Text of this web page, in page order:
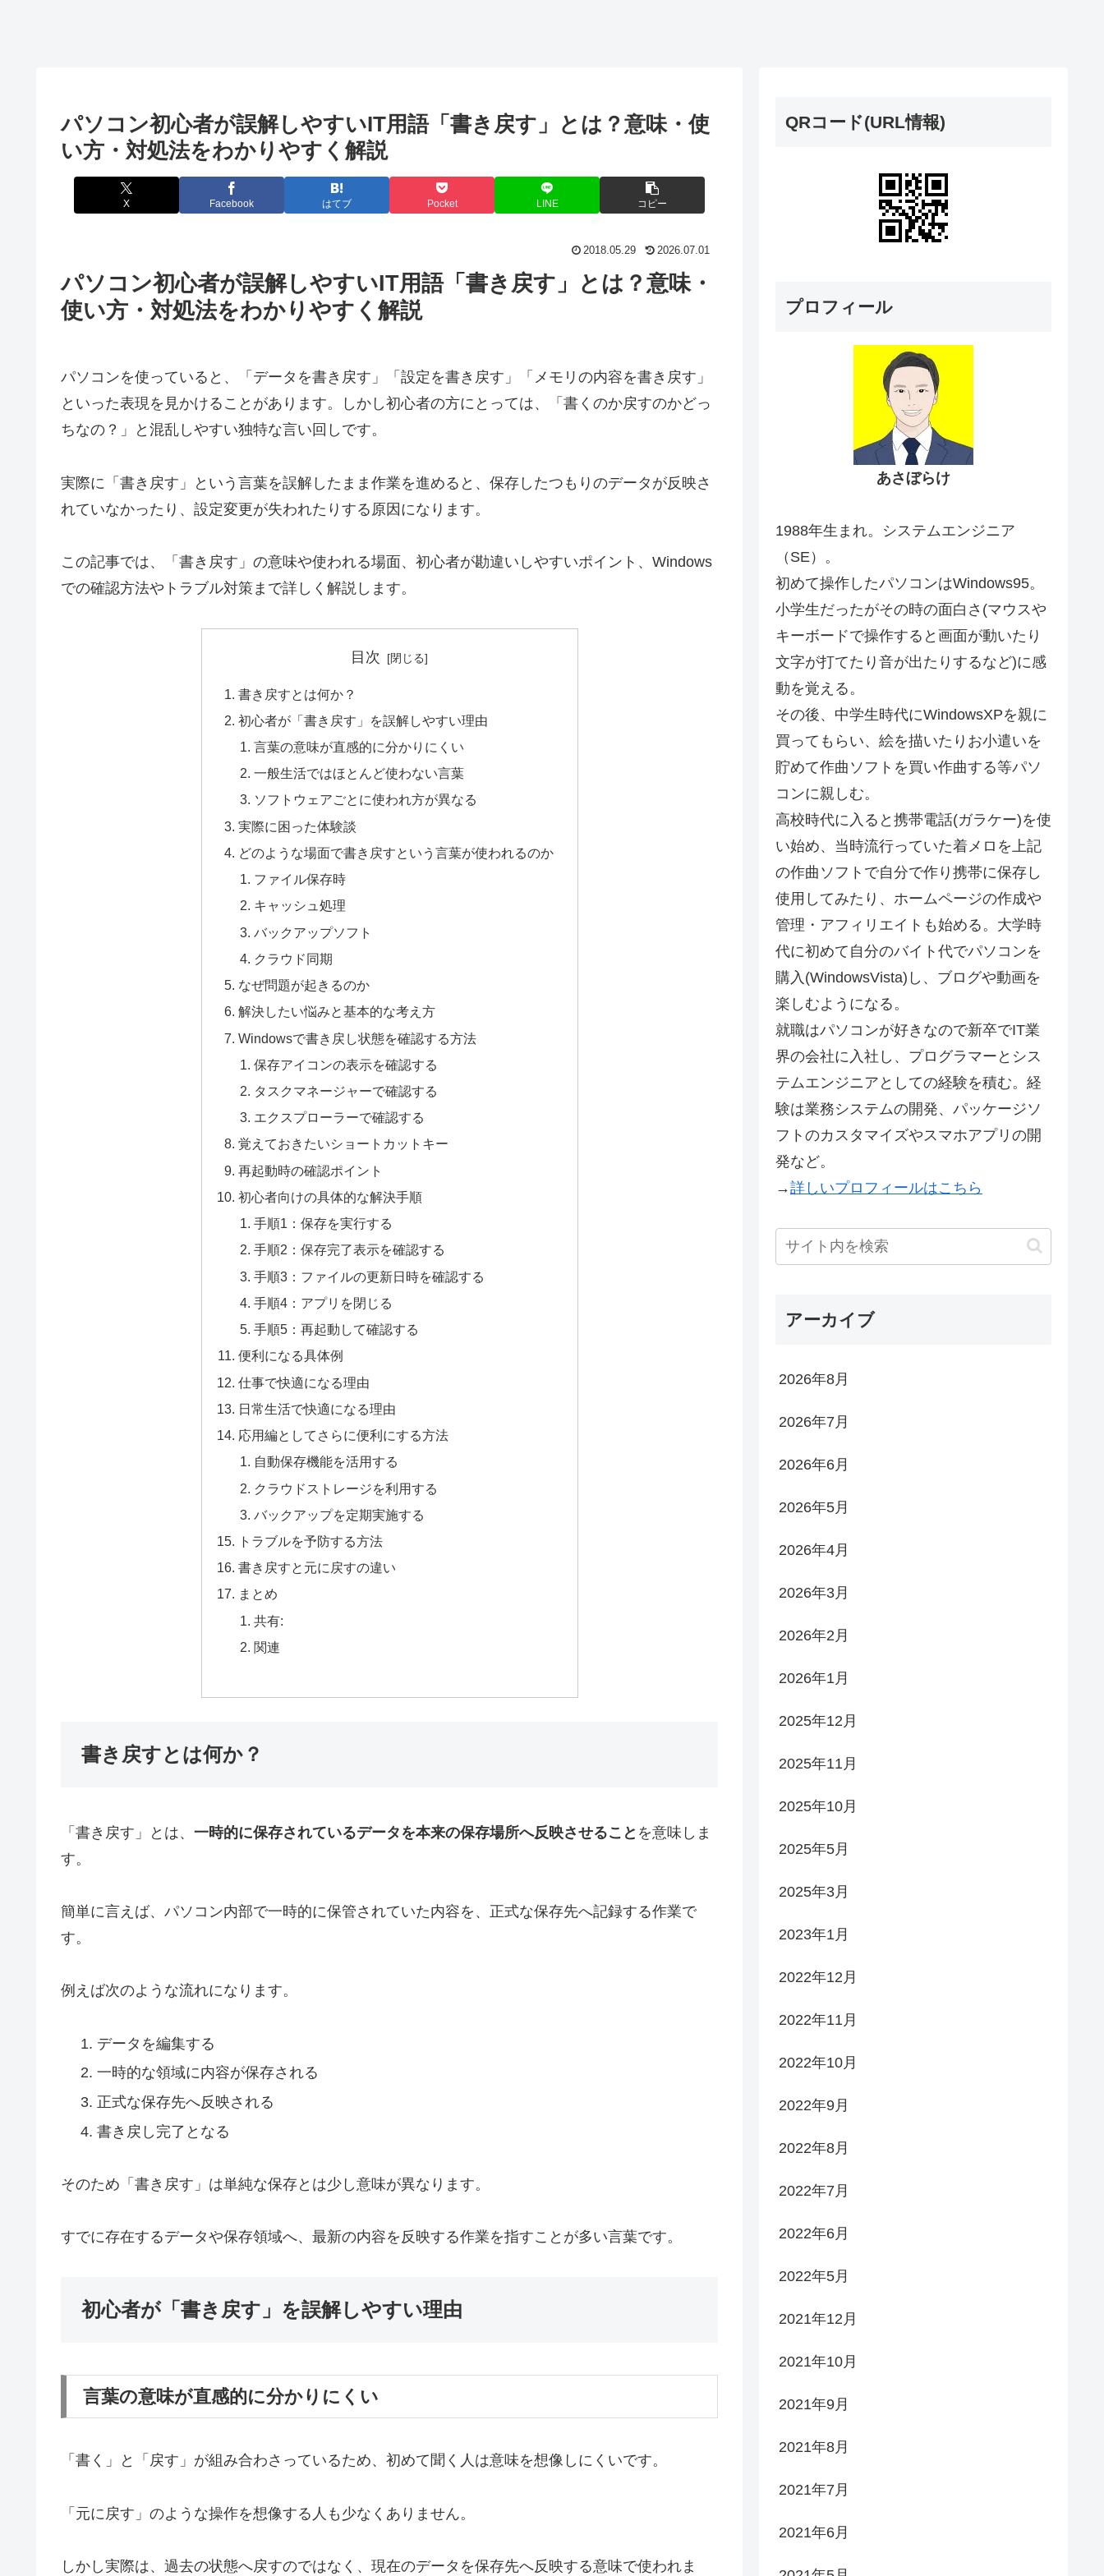
パソコン初心者が誤解しやすいIT用語「書き戻す」とは？意味・使
い方・対処法をわかりやすく解説
X Facebook はてブ Pocket LINE コピー
2018.05.29 2026.07.01
パソコン初心者が誤解しやすいIT用語「書き戻す」とは？意味・
使い方・対処法をわかりやすく解説
パソコンを使っていると、「データを書き戻す」「設定を書き戻す」「メモリの内容を書き戻す」
といった表現を見かけることがあります。しかし初心者の方にとっては、「書くのか戻すのかどっ
ちなの？」と混乱しやすい独特な言い回しです。
実際に「書き戻す」という言葉を誤解したまま作業を進めると、保存したつもりのデータが反映さ
れていなかったり、設定変更が失われたりする原因になります。
この記事では、「書き戻す」の意味や使われる場面、初心者が勘違いしやすいポイント、Windows
での確認方法やトラブル対策まで詳しく解説します。
目次
書き戻すとは何か？
初心者が「書き戻す」を誤解しやすい理由
言葉の意味が直感的に分かりにくい
一般生活ではほとんど使わない言葉
ソフトウェアごとに使われ方が異なる
実際に困った体験談
どのような場面で書き戻すという言葉が使われるのか
ファイル保存時
キャッシュ処理
バックアップソフト
クラウド同期
なぜ問題が起きるのか
解決したい悩みと基本的な考え方
Windowsで書き戻し状態を確認する方法
保存アイコンの表示を確認する
タスクマネージャーで確認する
エクスプローラーで確認する
覚えておきたいショートカットキー
再起動時の確認ポイント
初心者向けの具体的な解決手順
手順1：保存を実行する
手順2：保存完了表示を確認する
手順3：ファイルの更新日時を確認する
手順4：アプリを閉じる
手順5：再起動して確認する
便利になる具体例
仕事で快適になる理由
日常生活で快適になる理由
応用編としてさらに便利にする方法
自動保存機能を活用する
クラウドストレージを利用する
バックアップを定期実施する
トラブルを予防する方法
書き戻すと元に戻すの違い
まとめ
共有:
関連
書き戻すとは何か？
「書き戻す」とは、 一時的に保存されているデータを本来の保存場所へ反映させること を意味しま
す。
簡単に言えば、パソコン内部で一時的に保管されていた内容を、正式な保存先へ記録する作業で
す。
例えば次のような流れになります。
データを編集する
一時的な領域に内容が保存される
正式な保存先へ反映される
書き戻し完了となる
そのため「書き戻す」は単純な保存とは少し意味が異なります。
すでに存在するデータや保存領域へ、最新の内容を反映する作業を指すことが多い言葉です。
初心者が「書き戻す」を誤解しやすい理由
言葉の意味が直感的に分かりにくい
「書く」と「戻す」が組み合わさっているため、初めて聞く人は意味を想像しにくいです。
「元に戻す」のような操作を想像する人も少なくありません。
しかし実際は、過去の状態へ戻すのではなく、現在のデータを保存先へ反映する意味で使われま
QRコード(URL情報)
プロフィール
あさぼらけ
1988年生まれ。システムエンジニア
（SE）。
初めて操作したパソコンはWindows95。
小学生だったがその時の面白さ(マウスや
キーボードで操作すると画面が動いたり
文字が打てたり音が出たりするなど)に感
動を覚える。
その後、中学生時代にWindowsXPを親に
買ってもらい、絵を描いたりお小遣いを
貯めて作曲ソフトを買い作曲する等パソ
コンに親しむ。
高校時代に入ると携帯電話(ガラケー)を使
い始め、当時流行っていた着メロを上記
の作曲ソフトで自分で作り携帯に保存し
使用してみたり、ホームページの作成や
管理・アフィリエイトも始める。大学時
代に初めて自分のバイト代でパソコンを
購入(WindowsVista)し、ブログや動画を
楽しむようになる。
就職はパソコンが好きなので新卒でIT業
界の会社に入社し、プログラマーとシス
テムエンジニアとしての経験を積む。経
験は業務システムの開発、パッケージソ
フトのカスタマイズやスマホアプリの開
発など。
→詳しいプロフィールはこちら
アーカイブ
2026年8月
2026年7月
2026年6月
2026年5月
2026年4月
2026年3月
2026年2月
2026年1月
2025年12月
2025年11月
2025年10月
2025年5月
2025年3月
2023年1月
2022年12月
2022年11月
2022年10月
2022年9月
2022年8月
2022年7月
2022年6月
2022年5月
2021年12月
2021年10月
2021年9月
2021年8月
2021年7月
2021年6月